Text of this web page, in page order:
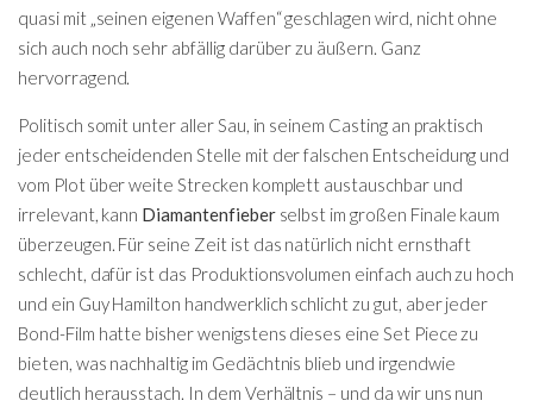
quasi mit „seinen eigenen Waffen“ geschlagen wird, nicht ohne
sich auch noch sehr abfällig darüber zu äußern. Ganz
hervorragend.
Politisch somit unter aller Sau, in seinem Casting an praktisch
jeder entscheidenden Stelle mit der falschen Entscheidung und
vom Plot über weite Strecken komplett austauschbar und
irrelevant, kann Diamantenfieberselbst im großen Finale kaum
überzeugen. Für seine Zeit ist das natürlich nicht ernsthaft
schlecht, dafür ist das Produktionsvolumen einfach auch zu hoch
und ein Guy Hamilton handwerklich schlicht zu gut, aber jeder
Bond-Film hatte bisher wenigstens dieses eine Set Piece zu
bieten, was nachhaltig im Gedächtnis blieb und irgendwie
deutlich herausstach. In dem Verhältnis – und da wir uns nun